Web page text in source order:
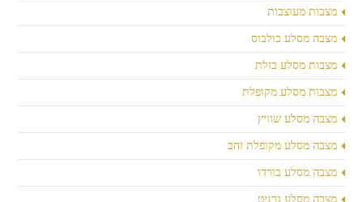
מצבות מעוצבות
מצבה מסלע בולבוס
מצבות מסלע בזלת
מצבות מסלע מקופלת
מצבה מסלע שוויץ
מצבה מסלע מקופלת זהב
מצבה מסלע בורדו
מצבה מסלע גרניט